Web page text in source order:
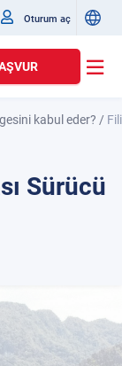
Oturum aç
kabul eder? /
Sürücü